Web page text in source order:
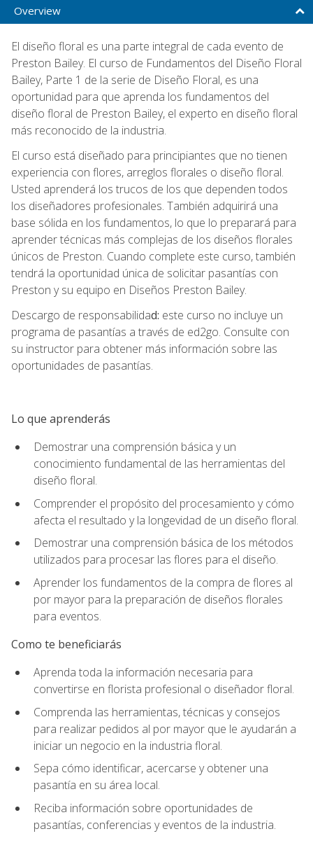
Overview
El diseño floral es una parte integral de cada evento de
Preston Bailey. El curso de Fundamentos del Diseño Floral
Bailey, Parte 1 de la serie de Diseño Floral, es una
oportunidad para que aprenda los fundamentos del
diseño floral de Preston Bailey, el experto en diseño floral
más reconocido de la industria.
El curso está diseñado para principiantes que no tienen
experiencia con flores, arreglos florales o diseño floral.
Usted aprenderá los trucos de los que dependen todos
los diseñadores profesionales. También adquirirá una
base sólida en los fundamentos, lo que lo preparará para
aprender técnicas más complejas de los diseños florales
únicos de Preston. Cuando complete este curso, también
tendrá la oportunidad única de solicitar pasantías con
Preston y su equipo en Diseños Preston Bailey.
Descargo de responsabilidad: este curso no incluye un
programa de pasantías a través de ed2go. Consulte con
su instructor para obtener más información sobre las
oportunidades de pasantías.
Lo que aprenderás
Demostrar una comprensión básica y un
conocimiento fundamental de las herramientas del
diseño floral.
Comprender el propósito del procesamiento y cómo
afecta el resultado y la longevidad de un diseño floral.
Demostrar una comprensión básica de los métodos
utilizados para procesar las flores para el diseño.
Aprender los fundamentos de la compra de flores al
por mayor para la preparación de diseños florales
para eventos.
Como te beneficiarás
Aprenda toda la información necesaria para
convertirse en florista profesional o diseñador floral.
Comprenda las herramientas, técnicas y consejos
para realizar pedidos al por mayor que le ayudarán a
iniciar un negocio en la industria floral.
Sepa cómo identificar, acercarse y obtener una
pasantía en su área local.
Reciba información sobre oportunidades de
pasantías, conferencias y eventos de la industria.